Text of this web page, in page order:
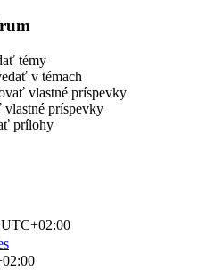
témy
v témach
vlastné príspevky
vlastné príspevky
prílohy
UTC+02:00